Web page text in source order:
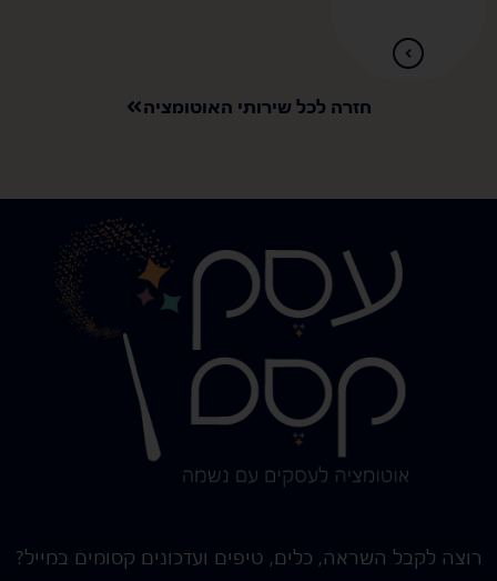
חזרה לכל שירותי האוטומציה
רוצה לקבל השראה, כלים, טיפים ועדכונים קסומים במייל?